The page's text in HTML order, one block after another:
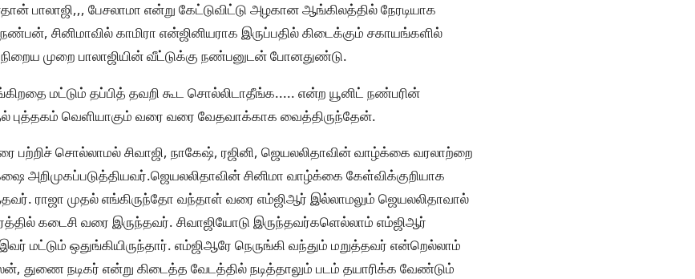
பாலாஜி,,, பேசலாமா என்று கேட்டுவிட்டு அழகான ஆங்கிலத்தில் நேரடியாக
சினிமாவில் காமிரா என்ஜினியராக இருப்பதில் கிடைக்கும் சகாயங்களில்
நிறைய முறை பாலாஜியின் வீட்டுக்கு நண்பனுடன் போனதுண்டு.
மட்டும் தப்பித் தவறி கூட சொல்லிடாதீங்க..... என்ற யூனிட் நண்பரின்
வெளியாகும் வரை வரை வேதவாக்காக வைத்திருந்தேன்.
பற்றிச் சொல்லாமல் சிவாஜி, நாகேஷ், ரஜினி, ஜெயலலிதாவின் வாழ்க்கை வரலாற்றை
அறிமுகப்படுத்தியவர்.ஜெயலலிதாவின் சினிமா வாழ்க்கை கேள்விக்குறியாக
ராஜா முதல் எங்கிருந்தோ வந்தாள் வரை எம்ஜிஆர் இல்லாமலும் ஜெயலலிதாவால்
கடைசி வரை இருந்தவர். சிவாஜியோடு இருந்தவர்களெல்லாம் எம்ஜிஆர்
மட்டும் ஒதுங்கியிருந்தார். எம்ஜிஆரே நெருங்கி வந்தும் மறுத்தவர் என்றெல்லாம்
துணை நடிகர் என்று கிடைத்த வேடத்தில் நடித்தாலும் படம் தயாரிக்க வேண்டும்